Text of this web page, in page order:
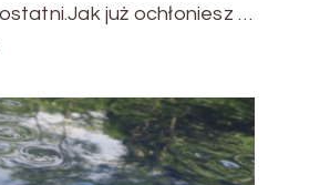
już ochłoniesz …